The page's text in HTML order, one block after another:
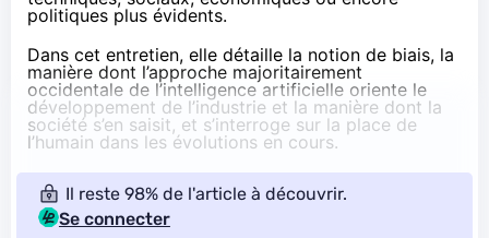
politiques plus évidents.
Dans cet entretien, elle détaille la notion de biais, la
manière dont l’approche majoritairement
occidentale de l’intelligence artificielle oriente le
développement de l’industrie et la manière dont la
société s’en saisit, et s’interroge sur la place de
l’humain dans les évolutions en cours.
Il reste 98% de l'article à découvrir.
Se connecter